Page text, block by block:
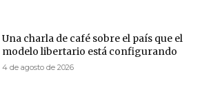
Una charla de café sobre el país que el
modelo libertario está configurando
4 de agosto de 2026